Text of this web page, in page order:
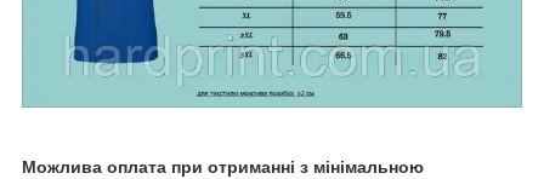
Можлива оплата при отриманні з мінімальною